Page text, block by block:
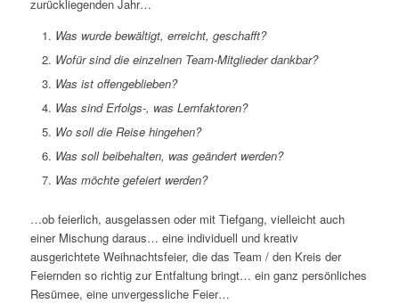
zurückliegenden Jahr…
Was wurde bewältigt, erreicht, geschafft?
Wofür sind die einzelnen Team-Mitglieder dankbar?
Was ist offengeblieben?
Was sind Erfolgs-, was Lernfaktoren?
Wo soll die Reise hingehen?
Was soll beibehalten, was geändert werden?
Was möchte gefeiert werden?
…ob feierlich, ausgelassen oder mit Tiefgang, vielleicht auch
einer Mischung daraus… eine individuell und kreativ
ausgerichtete Weihnachtsfeier, die das Team / den Kreis der
Feiernden so richtig zur Entfaltung bringt… ein ganz persönliches
Resümee, eine unvergessliche Feier…